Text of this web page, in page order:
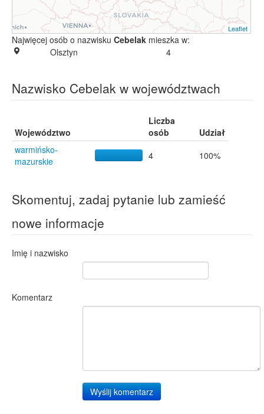
Leaflet
Najwięcej osób o nazwisku Cebelak mieszka w:
Olsztyn
4
Nazwisko Cebelak w województwach
Województwo
Liczba
osób
Udział
warmińsko-
mazurskie
4 100%
Skomentuj, zadaj pytanie lub zamieść
nowe informacje
Imię i nazwisko
Komentarz
Wyślij komentarz